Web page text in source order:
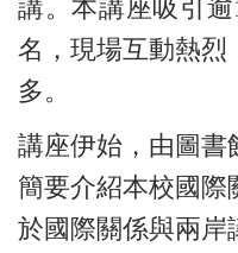
講。本講座吸引
名，現場互動熱烈
多。
講座伊始，由圖書
簡要介紹本校國際
於國際關係與兩岸